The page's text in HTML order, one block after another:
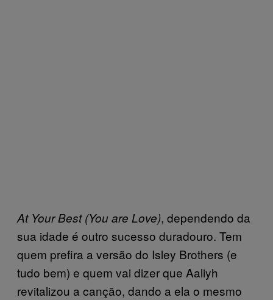
At Your Best (You are Love), dependendo da
sua idade é outro sucesso duradouro. Tem
quem prefira a versão do Isley Brothers (e
tudo bem) e quem vai dizer que Aaliyh
revitalizou a canção, dando a ela o mesmo